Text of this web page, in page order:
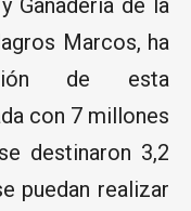
Marcos, ha
de esta
con 7 millones
destinaron 3,2
puedan realizar